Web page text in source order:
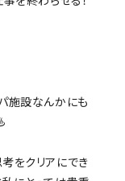
施設なんかにも
をクリアにでき